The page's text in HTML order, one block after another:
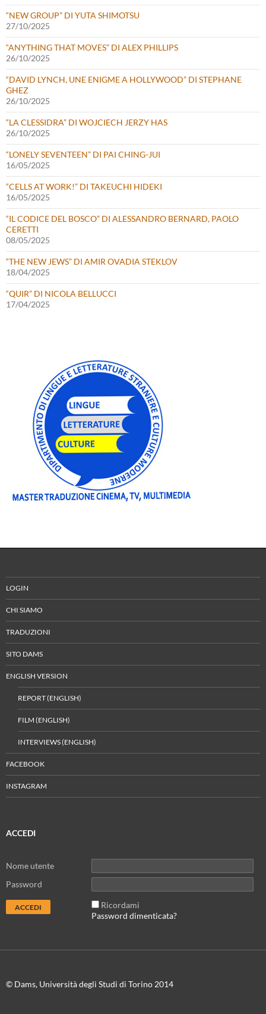
“NEW GROUP” DI YUTA SHIMOTSU
27/10/2025
“ANYTHING THAT MOVES” DI ALEX PHILLIPS
26/10/2025
“DAVID LYNCH, UNE ENIGME A HOLLYWOOD” DI STEPHANE
GHEZ
26/10/2025
“LA CLESSIDRA” DI WOJCIECH JERZY HAS
26/10/2025
“LONELY SEVENTEEN” DI PAI CHING-JUI
16/05/2025
“CELLS AT WORK!” DI TAKEUCHI HIDEKI
16/05/2025
“IL CODICE DEL BOSCO” DI ALESSANDRO BERNARD, PAOLO
CERETTI
08/05/2025
“THE NEW JEWS” DI AMIR OVADIA STEKLOV
18/04/2025
“QUIR” DI NICOLA BELLUCCI
17/04/2025
LOGIN
CHI SIAMO
TRADUZIONI
SITO DAMS
ENGLISH VERSION
REPORT (ENGLISH)
FILM (ENGLISH)
INTERVIEWS (ENGLISH)
FACEBOOK
INSTAGRAM
ACCEDI
Nome utente
Password
Ricordami
Password dimenticata?
© Dams, Università degli Studi di Torino 2014